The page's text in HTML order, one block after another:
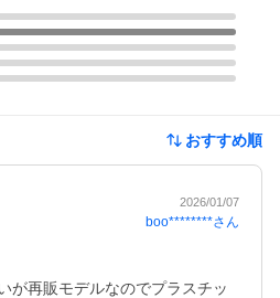
おすすめ順
2026/01/07
boo********さん
が再販モデルなのでプラスチッ